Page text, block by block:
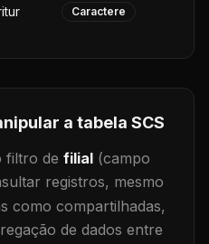
Caractere
a tabela SCS
filtro de filial (campo
registros, mesmo
como compartilhadas,
de dados entre